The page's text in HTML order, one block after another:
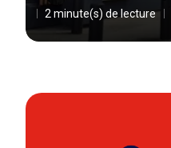
2 minute(s) de lecture